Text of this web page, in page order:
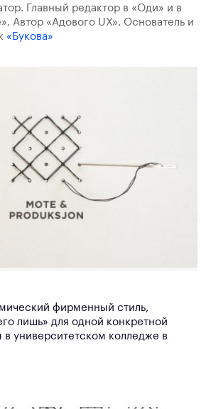
Главный редактор в «Оди» и в
Автор «Адового UX». Основатель и
«Букова»
фирменный стиль,
лишь» для одной конкретной
университетском колледже в